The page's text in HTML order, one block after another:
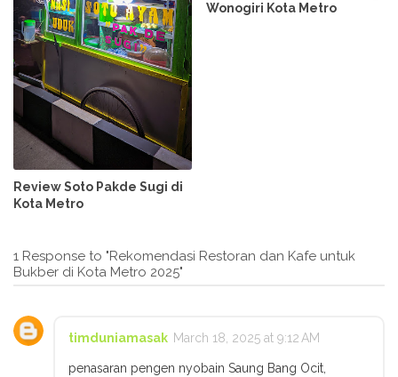
Review Soto Pakde Sugi di
Kota Metro
Wonogiri Kota Metro
1 Response to "Rekomendasi Restoran dan Kafe untuk
Bukber di Kota Metro 2025"
timduniamasak March 18, 2025 at 9:12 AM
penasaran pengen nyobain Saung Bang Ocit,